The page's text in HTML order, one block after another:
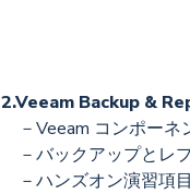
2.Veeam Backup &
－Veeam コンポーネ
－バックアップとレ
－ハンズオン演習項